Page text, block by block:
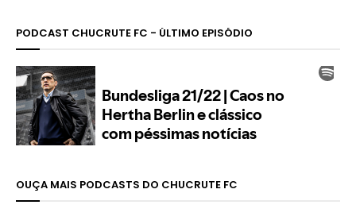
PODCAST CHUCRUTE FC - ÚLTIMO EPISÓDIO
OUÇA MAIS PODCASTS DO CHUCRUTE FC